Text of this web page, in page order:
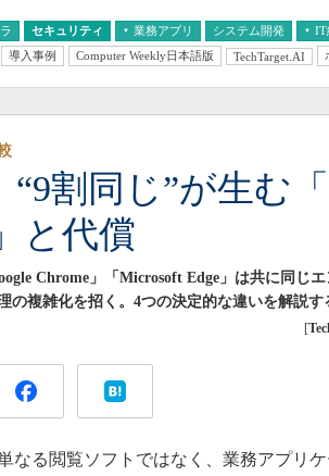
セキュリティ 業務アプリ
AI
システム開発 IT
経営とIT 医療IT
導入事例 Computer Weekly日本語版 TechTarget.AI
割同じ”が生む
と代償
Chrome」「Microsoft Edge」は共に同じ
複雑化を招く。4つの決定的な違いを解説す
[
る閲覧ソフトではなく、業務アプリケ